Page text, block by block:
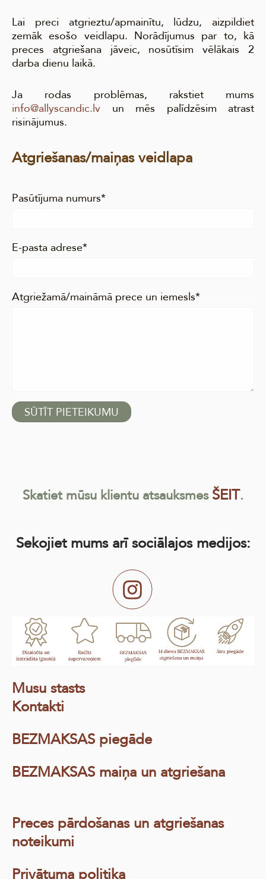
Lai preci atgrieztu/apmainītu, lūdzu, aizpildiet
zemāk esošo veidlapu. Norādījumus par to, kā
preces atgriešana jāveic, nosūtīsim vēlākais 2
darba dienu laikā.
Ja rodas problēmas, rakstiet mums
info@allyscandic.lv un mēs palīdzēsim atrast
risinājumus.
Atgriešanas/maiņas veidlapa
Pasūtījuma numurs
E-pasta adrese
Atgriežamā/maināmā prece un iemesls
Skatiet mūsu klientu atsauksmes ŠEIT.
Sekojiet mums arī sociālajos medijos:
Musu stasts
Kontakti
BEZMAKSAS piegāde
BEZMAKSAS maiņa un atgriešana
Preces pārdošanas un atgriešanas
noteikumi
Privātuma politika